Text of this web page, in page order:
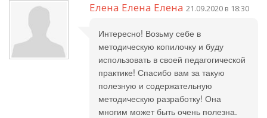
Елена Елена Елена 21.09.2020 в 18:30
Интересно! Возьму себе в
методическую копилочку и буду
использовать в своей педагогической
практике! Спасибо вам за такую
полезную и содержательную
методическую разработку! Она
многим может быть очень полезна.